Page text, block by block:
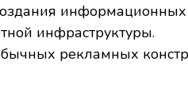
информационных
инфраструктуры.
рекламных